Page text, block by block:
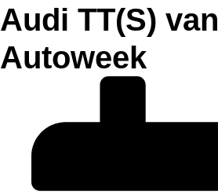
Audi TT(S) van
Autoweek